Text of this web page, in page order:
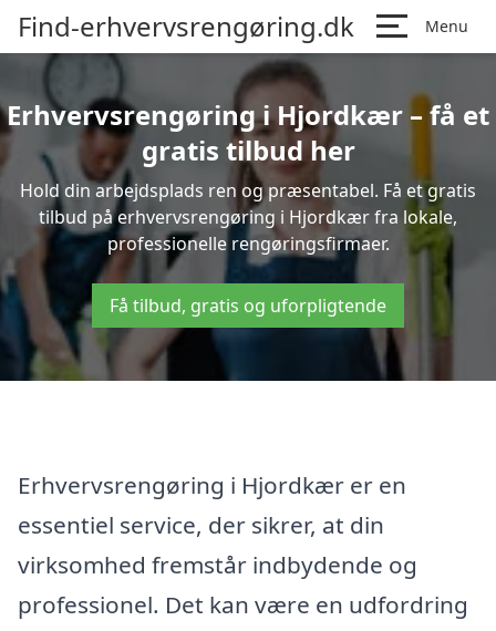
Find-erhvervsrengøring.dk Menu
Erhvervsrengøring i Hjordkær – få et
gratis tilbud her
Hold din arbejdsplads ren og præsentabel. Få et gratis
tilbud på erhvervsrengøring i Hjordkær fra lokale,
professionelle rengøringsfirmaer.
Få tilbud, gratis og uforpligtende
Erhvervsrengøring i Hjordkær er en
essentiel service, der sikrer, at din
virksomhed fremstår indbydende og
professionel. Det kan være en udfordring